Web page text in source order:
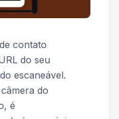
contato
do seu
escaneável.
do
é